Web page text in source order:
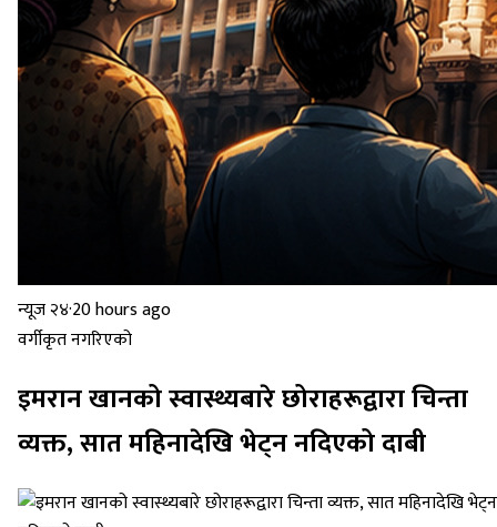
न्यूज २४·20 hours ago
वर्गीकृत नगरिएको
इमरान खानको स्वास्थ्यबारे छोराहरूद्वारा चिन्ता
व्यक्त, सात महिनादेखि भेट्न नदिएको दाबी